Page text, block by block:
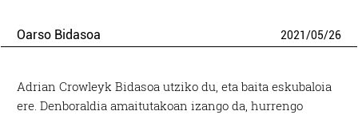
Oarso Bidasoa 2021/05/26
Adrian Crowleyk Bidasoa utziko du, eta baita eskubaloia
ere. Denboraldia amaitutakoan izango da, hurrengo